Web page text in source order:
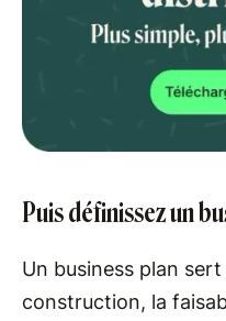
Puis définissez un
Un business plan
construction, la